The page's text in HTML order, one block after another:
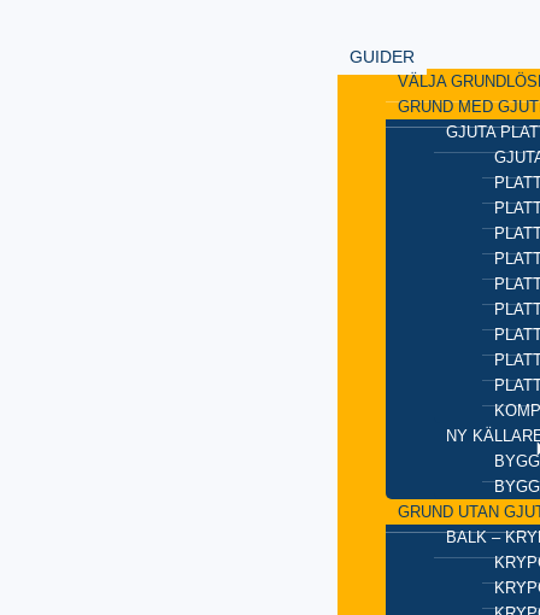
GUIDER
VÄLJA
GRUND MED
GJUTA
NY
GRUND UTAN
BALK –